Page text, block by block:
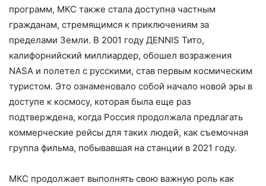
программ, МКС также стала доступна частным
гражданам, стремящимся к приключениям за
пределами Земли. В 2001 году ДENNIS Тито,
калифорнийский миллиардер, обошел возражения
NASA и полетел с русскими, став первым космическим
туристом. Это ознаменовало собой начало новой эры в
доступе к космосу, которая была еще раз
подтверждена, когда Россия продолжала предлагать
коммерческие рейсы для таких людей, как съемочная
группа фильма, побывавшая на станции в 2021 году.
МКС продолжает выполнять свою важную роль как